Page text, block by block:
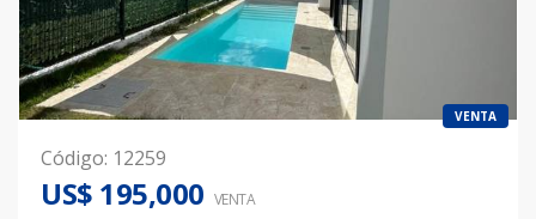
VENTA
Código: 12259
US$ 195,000 VENTA